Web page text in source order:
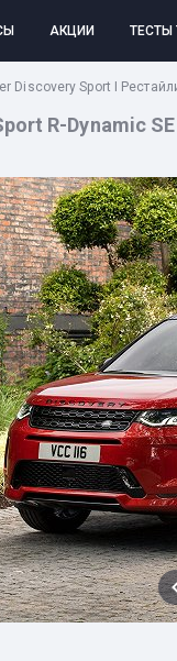
АКЦИИ ТЕСТЫ
Discovery Sport I
R-Dynamic